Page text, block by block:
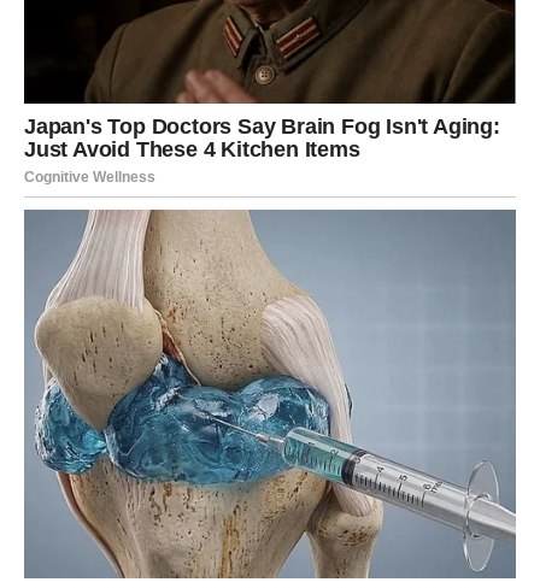
Kora krumpira služi kao izvanredan prirodni dodatak za
stvaranje tekućeg gnojiva. Da biste ga pripremili, oguljene kore
treba uroniti u veliku zdjelu vode i ostaviti da stoji nekoliko
dana. Nakon toga, dobivenu tekućinu treba razrijediti s
dodatnom vodom prije upotrebe za navodnjavanje biljaka—to
djeluje kao prava prirodna “hrana” za vaš vrt.
Korištenjem ljuski krumpira ne samo da se smanjuje otpad,
nego se također promiče zdravlje biljaka na ekološki prihvatljiv
način, bez kemikalija i skupih gnojiva. Stoga, umjesto da
odbacite kožice, razmislite o njihovoj upotrebi kao vrijednom
resursu za povećanje vitalnosti i bogatstva vašeg vrta.
Bonus: Pravilna upotreba kore krumpira u vrtu i izbjegavanje
uobičajenih zamki Dok ljuske krumpira služe kao blagotvorno
poboljšanje vrta, ključno je razumjeti njihovu odgovarajuću
primjenu kako bi se spriječili problemi poput najezde štetočina
ili truljenja. U nastavku je nekoliko praktičnih prijedloga kako